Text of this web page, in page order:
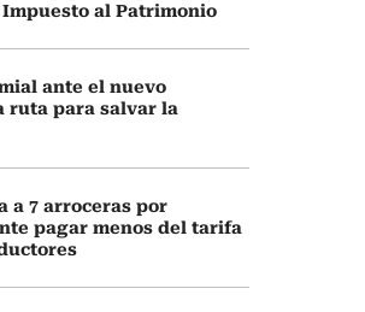
al Patrimonio
ante el nuevo
ruta para salvar la
a 7 arroceras por
pagar menos del tarifa